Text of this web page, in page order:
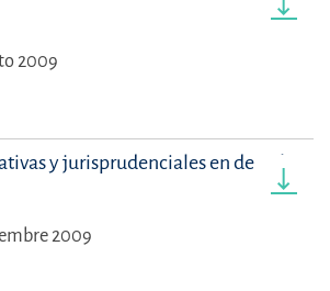
2009
y jurisprudenciales en derecho
2009